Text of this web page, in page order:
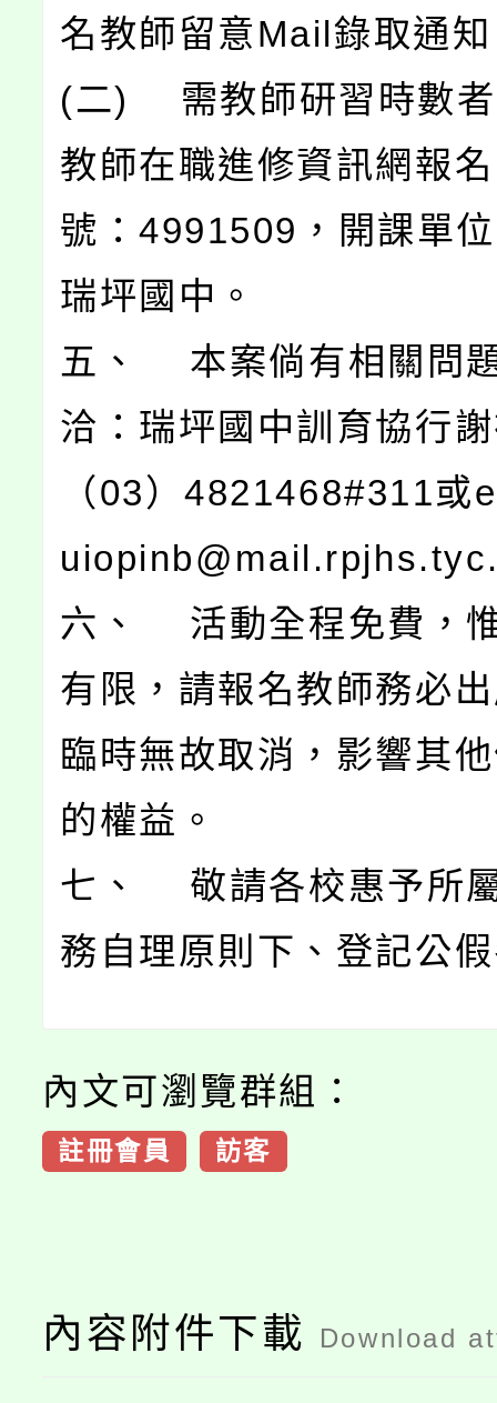
名教師留意Mail錄取通
(二) 需教師研習時數者
教師在職進修資訊網報
號：4991509，開課單
瑞坪國中。
五、 本案倘有相關問
洽：瑞坪國中訓育協行
（03）4821468#311或
六、 活動全程免費，
有限，請報名教師務必
臨時無故取消，影響其
的權益。
七、 敬請各校惠予所
務自理原則下、登記公
內文可瀏覽群組：
註冊會員 訪客
內容附件下載 Download